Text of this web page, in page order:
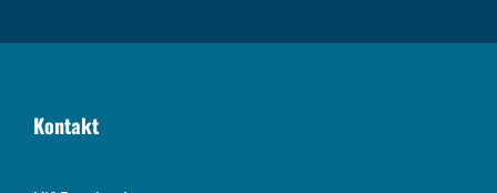
Kontakt